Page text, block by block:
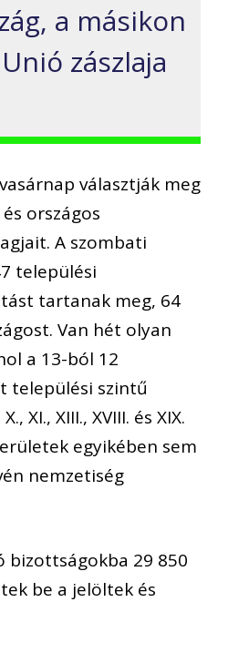
a másikon
zászlaja
választják meg
országos
A szombati
települési
tartanak meg, 64
Van hét olyan
a 13-ból 12
települési szintű
XI., XIII., XVIII. és XIX.
egyikében sem
nemzetiség
bizottságokba 29 850
be a jelöltek és